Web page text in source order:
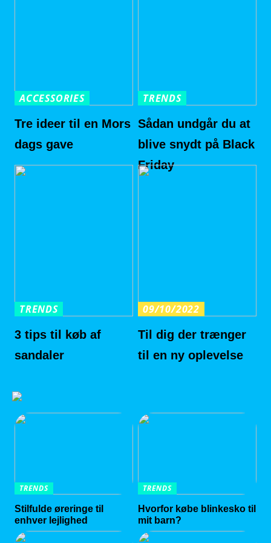
ACCESSORIES
Tre ideer til en Mors
dags gave
TRENDS
Sådan undgår du at
blive snydt på Black
Friday
TRENDS
3 tips til køb af
sandaler
09/10/2022
Til dig der trænger
til en ny oplevelse
TRENDS
Stilfulde øreringe til
enhver lejlighed
TRENDS
Hvorfor købe blinkesko til
mit barn?